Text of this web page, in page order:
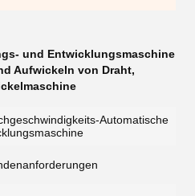
und Entwicklungsmaschine
Aufwickeln von Draht,
Automatische